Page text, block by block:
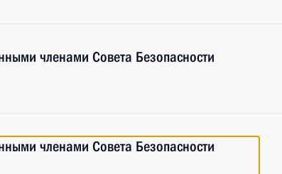
членами Совета Безопасности
членами Совета Безопасности